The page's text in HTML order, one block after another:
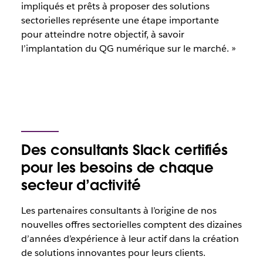
impliqués et prêts à proposer des solutions
sectorielles représente une étape importante
pour atteindre notre objectif, à savoir
l’implantation du QG numérique sur le marché. »
Des consultants Slack certifiés
pour les besoins de chaque
secteur d’activité
Les partenaires consultants à l’origine de nos
nouvelles offres sectorielles comptent des dizaines
d’années d’expérience à leur actif dans la création
de solutions innovantes pour leurs clients.